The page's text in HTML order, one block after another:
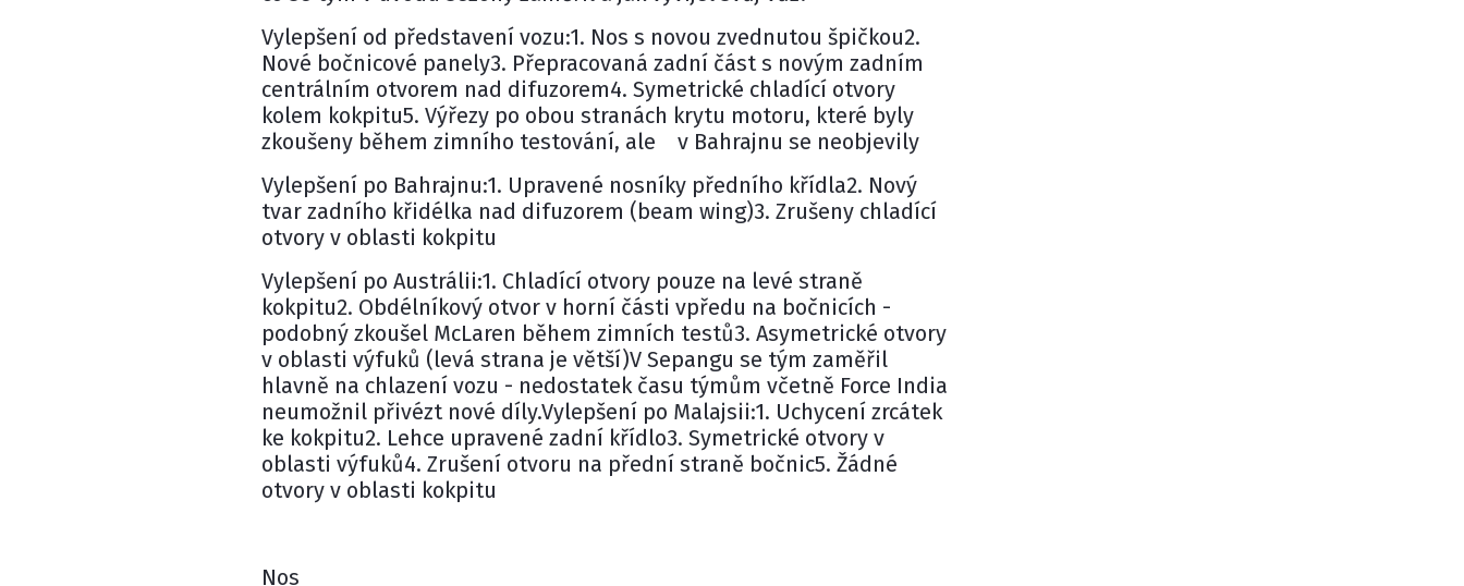
Vylepšení od představení vozu:1. Nos s novou zvednutou špičkou2.
Nové bočnicové panely3. Přepracovaná zadní část s novým zadním
centrálním otvorem nad difuzorem4. Symetrické chladící otvory
kolem kokpitu5. Výřezy po obou stranách krytu motoru, které byly
zkoušeny během zimního testování, ale v Bahrajnu se neobjevily
Vylepšení po Bahrajnu:1. Upravené nosníky předního křídla2. Nový
tvar zadního křidélka nad difuzorem (beam wing)3. Zrušeny chladící
otvory v oblasti kokpitu
Vylepšení po Austrálii:1. Chladící otvory pouze na levé straně
kokpitu2. Obdélníkový otvor v horní části vpředu na bočnicích -
podobný zkoušel McLaren během zimních testů3. Asymetrické otvory
v oblasti výfuků (levá strana je větší)V Sepangu se tým zaměřil
hlavně na chlazení vozu - nedostatek času týmům včetně Force India
neumožnil přivézt nové díly.Vylepšení po Malajsii:1. Uchycení zrcátek
ke kokpitu2. Lehce upravené zadní křídlo3. Symetrické otvory v
oblasti výfuků4. Zrušení otvoru na přední straně bočnic5. Žádné
otvory v oblasti kokpitu
Nos